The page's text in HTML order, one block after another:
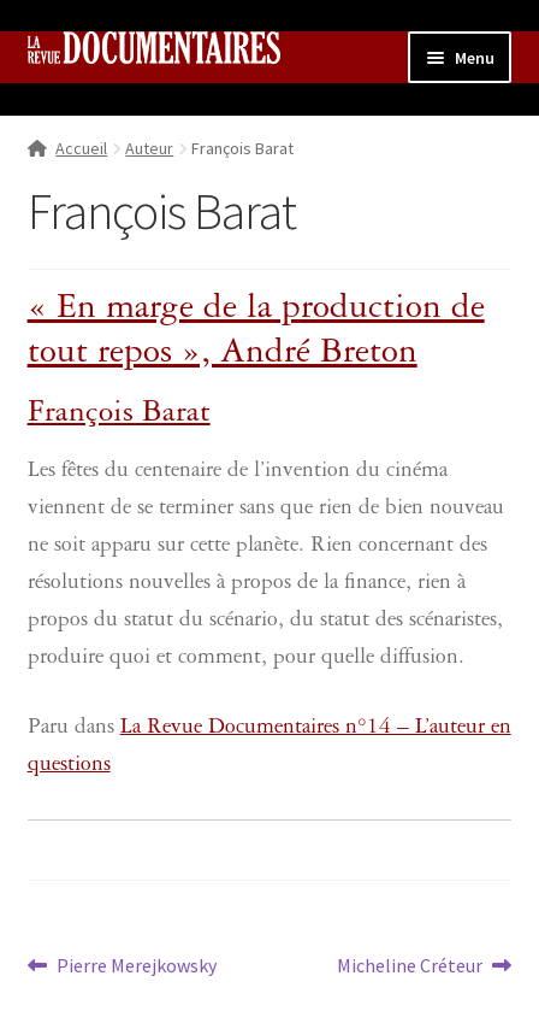
Aller
navigation
Aller
Menu
Qui sommes nous ?
Collection
le
menu
Boutique
Ouvrir
Accueil Auteur François Barat
François Barat
« En marge de la production de
tout repos », André Breton
François Barat
Les fêtes du centenaire de l’invention du cinéma
viennent de se terminer sans que rien de bien nouveau
ne soit apparu sur cette planète. Rien concernant des
résolutions nouvelles à propos de la finance, rien à
propos du statut du scénario, du statut des scénaristes,
produire quoi et comment, pour quelle diffusion.
Paru dansLa Revue Documentaires n°14 – L’auteur en
questions
Navigation
Article
Pierre Merejkowsky
Article
Micheline Créteur